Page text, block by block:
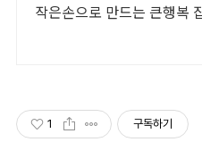
작은손으로 만드는 큰행복
1 구독하기